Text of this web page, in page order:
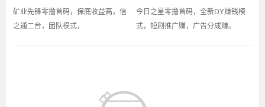
矿业先锋零撸首码，保底收益高，信
之通二台，团队模式，
今日之星零撸首码，全新DY赚钱模
式，短剧推广赚，广告分成赚。